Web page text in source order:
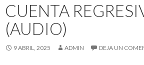
CUENTA
(AUDIO)
9 ABRIL, 2025 ADMIN DEJA UN